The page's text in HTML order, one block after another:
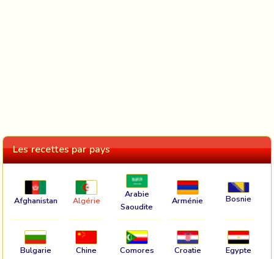
Les recettes par pays
Afghanistan Algérie
Arabie
Saoudite
Arménie Bosnie
Bulgarie Chine Comores Croatie Egypte